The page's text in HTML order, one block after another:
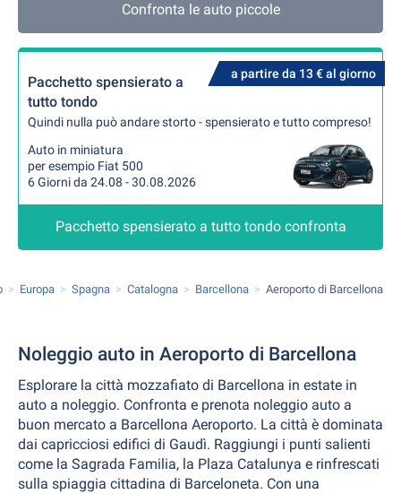
Confronta le auto piccole
a partire da 13 € al giorno
Pacchetto spensierato a
tutto tondo
Quindi nulla può andare storto - spensierato e tutto compreso!
Auto in miniatura
per esempio Fiat 500
6 Giorni da 24.08 - 30.08.2026
Pacchetto spensierato a tutto tondo confronta
Europa Spagna Catalogna Barcellona Aeroporto di Barcellona
Noleggio auto in Aeroporto di Barcellona
Esplorare la città mozzafiato di Barcellona in estate in
auto a noleggio. Confronta e prenota noleggio auto a
buon mercato a Barcellona Aeroporto. La città è dominata
dai capricciosi edifici di Gaudì. Raggiungi i punti salienti
come la Sagrada Familia, la Plaza Catalunya e rinfrescati
sulla spiaggia cittadina di Barceloneta. Con una